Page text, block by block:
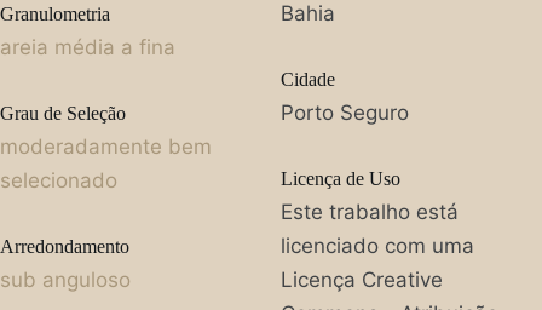
Granulometria
areia média a fina
Grau de Seleção
moderadamente bem
selecionado
Arredondamento
sub anguloso
Bahia
Cidade
Porto Seguro
Licença de Uso
Este trabalho está
licenciado com uma
Licença Creative